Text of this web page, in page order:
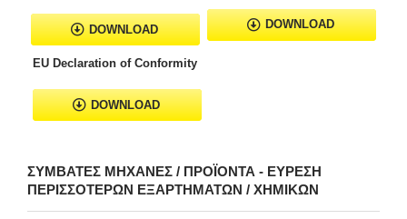
DOWNLOAD DOWNLOAD
EU Declaration of Conformity
DOWNLOAD
ΣΥΜΒΑΤΈΣ ΜΗΧΑΝΈΣ / ΠΡΟΪΌΝΤΑ - ΕΎΡΕΣΗ
ΠΕΡΙΣΣΌΤΕΡΩΝ ΕΞΑΡΤΗΜΆΤΩΝ / ΧΗΜΙΚΏΝ